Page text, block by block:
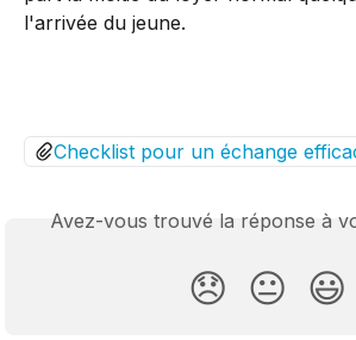
l'arrivée du jeune.
Checklist pour un échange
Avez-vous trouvé la réponse à
😞 😐 😃